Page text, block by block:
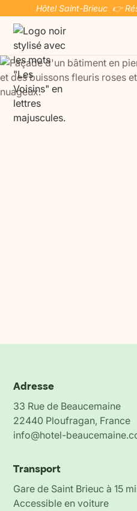
Hôtel Saint-Brieuc 👉
Adresse
33 Rue de Beaucemaine
22440 Ploufragan, France
info@hotel-
Transport
Gare de Saint Brieuc à 15
Accessible en voiture